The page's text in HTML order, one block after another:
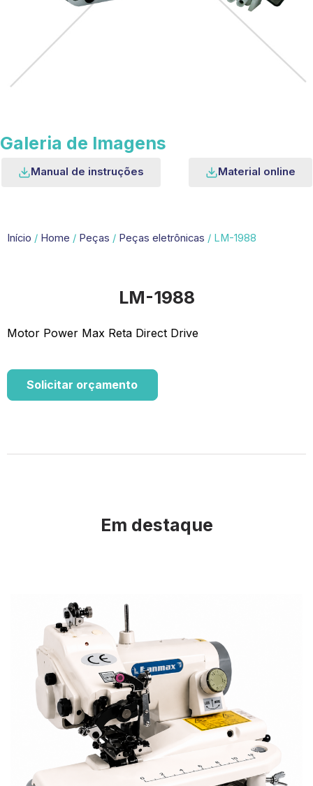
Galeria de Imagens
Manual de instruções Material online
Início / Home / Peças / Peças eletrônicas / LM-1988
LM-1988
Motor Power Max Reta Direct Drive
Solicitar orçamento
Em destaque